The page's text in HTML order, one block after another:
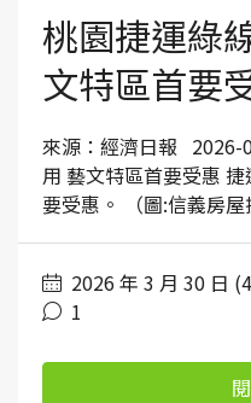
桃園捷運綠
文特區首要
來源：經濟日報 2026-
用 藝文特區首要受惠
要受惠。 （圖:信義房
2026 年 3 月 30 日
1